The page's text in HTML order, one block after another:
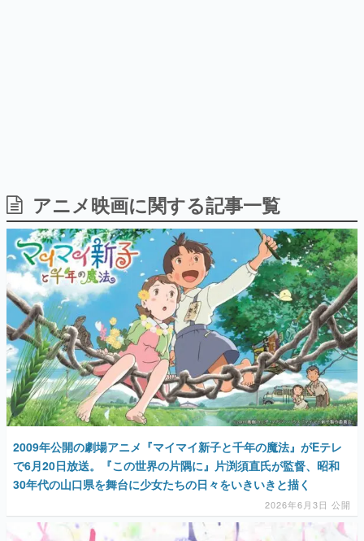
日本のコンテンツ産業やカルチャーに与えた影響を探る企
画です。
日本モバイルゲーム産業史
日本のモバイルゲーム史における主要なトピック・タイト
ルを網羅するほか、開発者へのインタビューや識者による
解説を掲載。約20年の歴史が一望できる決定版！
若ゲのいたり〜ゲームクリエイターの青春〜
『うつヌケ』『ペンと箸』等で知られるマンガ家・田中圭
一先生によるゲーム業界レポートマンガです。
なんでゲームは面白い？
ゲーム開発者・hamatsu氏がゲームの魅力を画面や操作の
具体的な形から解き明かしていく、硬派で骨太な評論連載
です。
ゲームが変えた日本語
「経験値」「裏技」「ラスボス」… ゲームにまつわる言葉
の起源や用法の変遷を、コンピューター文化史研究家・タ
イニーP氏が徹底調査。
カテゴリ
アニメ映画に関する記事一覧
2009年公開の劇場アニメ『マイマイ新子と千年の魔法』がEテレ
で6月20日放送。『この世界の片隅に』片渕須直氏が監督、昭和
30年代の山口県を舞台に少女たちの日々をいきいきと描く
2026年6月3日 公開